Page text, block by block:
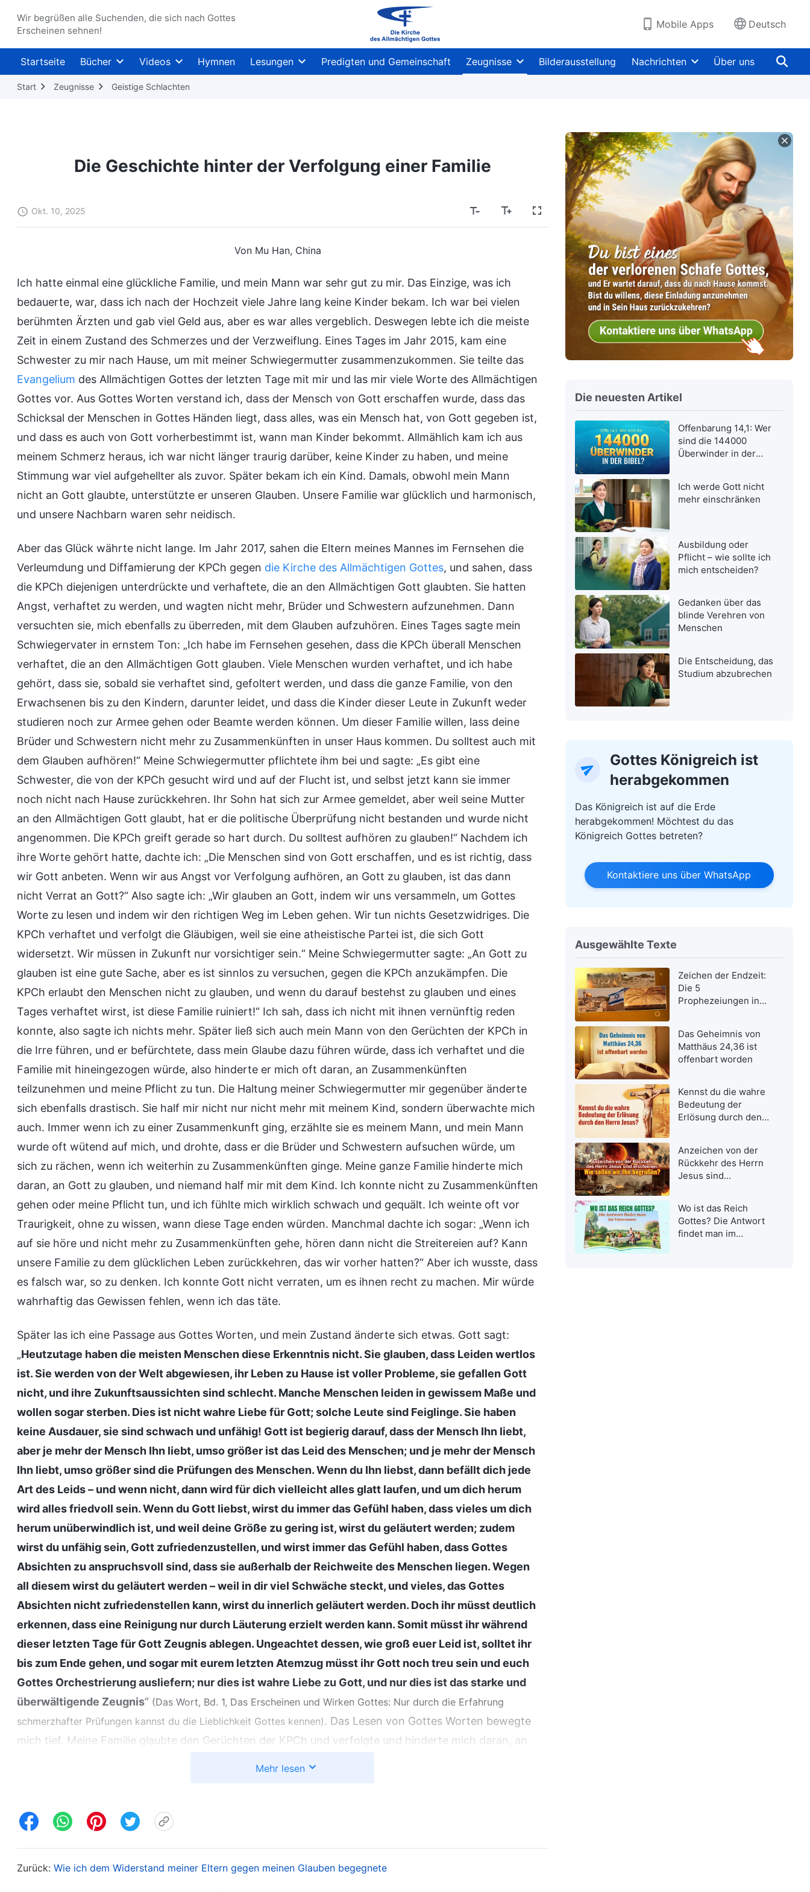
Wir begrüßen alle Suchenden, die sich nach Gottes
Erscheinen sehnen!
Mobile Apps Deutsch
Startseite Bücher Videos Hymnen Lesungen Predigten und Gemeinschaft Zeugnisse Bilderausstellung Nachrichten Über uns
Start Zeugnisse Geistige Schlachten
Die Geschichte hinter der Verfolgung einer Familie
Okt. 10, 2025
Von Mu Han, China
Ich hatte einmal eine glückliche Familie, und mein Mann war sehr gut zu mir. Das Einzige, was ich
bedauerte, war, dass ich nach der Hochzeit viele Jahre lang keine Kinder bekam. Ich war bei vielen
berühmten Ärzten und gab viel Geld aus, aber es war alles vergeblich. Deswegen lebte ich die meiste
Zeit in einem Zustand des Schmerzes und der Verzweiflung. Eines Tages im Jahr 2015, kam eine
Schwester zu mir nach Hause, um mit meiner Schwiegermutter zusammenzukommen. Sie teilte das
Evangelium des Allmächtigen Gottes der letzten Tage mit mir und las mir viele Worte des Allmächtigen
Gottes vor. Aus Gottes Worten verstand ich, dass der Mensch von Gott erschaffen wurde, dass das
Schicksal der Menschen in Gottes Händen liegt, dass alles, was ein Mensch hat, von Gott gegeben ist,
und dass es auch von Gott vorherbestimmt ist, wann man Kinder bekommt. Allmählich kam ich aus
meinem Schmerz heraus, ich war nicht länger traurig darüber, keine Kinder zu haben, und meine
Stimmung war viel aufgehellter als zuvor. Später bekam ich ein Kind. Damals, obwohl mein Mann
nicht an Gott glaubte, unterstützte er unseren Glauben. Unsere Familie war glücklich und harmonisch,
und unsere Nachbarn waren sehr neidisch.
Aber das Glück währte nicht lange. Im Jahr 2017, sahen die Eltern meines Mannes im Fernsehen die
Verleumdung und Diffamierung der KPCh gegen die Kirche des Allmächtigen Gottes, und sahen, dass
die KPCh diejenigen unterdrückte und verhaftete, die an den Allmächtigen Gott glaubten. Sie hatten
Angst, verhaftet zu werden, und wagten nicht mehr, Brüder und Schwestern aufzunehmen. Dann
versuchten sie, mich ebenfalls zu überreden, mit dem Glauben aufzuhören. Eines Tages sagte mein
Schwiegervater in ernstem Ton: „Ich habe im Fernsehen gesehen, dass die KPCh überall Menschen
verhaftet, die an den Allmächtigen Gott glauben. Viele Menschen wurden verhaftet, und ich habe
gehört, dass sie, sobald sie verhaftet sind, gefoltert werden, und dass die ganze Familie, von den
Erwachsenen bis zu den Kindern, darunter leidet, und dass die Kinder dieser Leute in Zukunft weder
studieren noch zur Armee gehen oder Beamte werden können. Um dieser Familie willen, lass deine
Brüder und Schwestern nicht mehr zu Zusammenkünften in unser Haus kommen. Du solltest auch mit
dem Glauben aufhören!“ Meine Schwiegermutter pflichtete ihm bei und sagte: „Es gibt eine
Schwester, die von der KPCh gesucht wird und auf der Flucht ist, und selbst jetzt kann sie immer
noch nicht nach Hause zurückkehren. Ihr Sohn hat sich zur Armee gemeldet, aber weil seine Mutter
an den Allmächtigen Gott glaubt, hat er die politische Überprüfung nicht bestanden und wurde nicht
angenommen. Die KPCh greift gerade so hart durch. Du solltest aufhören zu glauben!“ Nachdem ich
ihre Worte gehört hatte, dachte ich: „Die Menschen sind von Gott erschaffen, und es ist richtig, dass
wir Gott anbeten. Wenn wir aus Angst vor Verfolgung aufhören, an Gott zu glauben, ist das dann
nicht Verrat an Gott?“ Also sagte ich: „Wir glauben an Gott, indem wir uns versammeln, um Gottes
Worte zu lesen und indem wir den richtigen Weg im Leben gehen. Wir tun nichts Gesetzwidriges. Die
KPCh verhaftet und verfolgt die Gläubigen, weil sie eine atheistische Partei ist, die sich Gott
widersetzt. Wir müssen in Zukunft nur vorsichtiger sein.“ Meine Schwiegermutter sagte: „An Gott zu
glauben ist eine gute Sache, aber es ist sinnlos zu versuchen, gegen die KPCh anzukämpfen. Die
KPCh erlaubt den Menschen nicht zu glauben, und wenn du darauf bestehst zu glauben und eines
Tages verhaftet wirst, ist diese Familie ruiniert!“ Ich sah, dass ich nicht mit ihnen vernünftig reden
konnte, also sagte ich nichts mehr. Später ließ sich auch mein Mann von den Gerüchten der KPCh in
die Irre führen, und er befürchtete, dass mein Glaube dazu führen würde, dass ich verhaftet und die
Familie mit hineingezogen würde, also hinderte er mich oft daran, an Zusammenkünften
teilzunehmen und meine Pflicht zu tun. Die Haltung meiner Schwiegermutter mir gegenüber änderte
sich ebenfalls drastisch. Sie half mir nicht nur nicht mehr mit meinem Kind, sondern überwachte mich
auch. Immer wenn ich zu einer Zusammenkunft ging, erzählte sie es meinem Mann, und mein Mann
wurde oft wütend auf mich, und drohte, dass er die Brüder und Schwestern aufsuchen würde, um
sich zu rächen, wenn ich weiterhin zu Zusammenkünften ginge. Meine ganze Familie hinderte mich
daran, an Gott zu glauben, und niemand half mir mit dem Kind. Ich konnte nicht zu Zusammenkünften
gehen oder meine Pflicht tun, und ich fühlte mich wirklich schwach und gequält. Ich weinte oft vor
Traurigkeit, ohne zu wissen, wann diese Tage enden würden. Manchmal dachte ich sogar: „Wenn ich
auf sie höre und nicht mehr zu Zusammenkünften gehe, hören dann nicht die Streitereien auf? Kann
unsere Familie zu dem glücklichen Leben zurückkehren, das wir vorher hatten?“ Aber ich wusste, dass
es falsch war, so zu denken. Ich konnte Gott nicht verraten, um es ihnen recht zu machen. Mir würde
wahrhaftig das Gewissen fehlen, wenn ich das täte.
Später las ich eine Passage aus Gottes Worten, und mein Zustand änderte sich etwas. Gott sagt:
„Heutzutage haben die meisten Menschen diese Erkenntnis nicht. Sie glauben, dass Leiden wertlos
ist. Sie werden von der Welt abgewiesen, ihr Leben zu Hause ist voller Probleme, sie gefallen Gott
nicht, und ihre Zukunftsaussichten sind schlecht. Manche Menschen leiden in gewissem Maße und
wollen sogar sterben. Dies ist nicht wahre Liebe für Gott; solche Leute sind Feiglinge. Sie haben
keine Ausdauer, sie sind schwach und unfähig! Gott ist begierig darauf, dass der Mensch Ihn liebt,
aber je mehr der Mensch Ihn liebt, umso größer ist das Leid des Menschen; und je mehr der Mensch
Ihn liebt, umso größer sind die Prüfungen des Menschen. Wenn du Ihn liebst, dann befällt dich jede
Art des Leids – und wenn nicht, dann wird für dich vielleicht alles glatt laufen, und um dich herum
wird alles friedvoll sein. Wenn du Gott liebst, wirst du immer das Gefühl haben, dass vieles um dich
herum unüberwindlich ist, und weil deine Größe zu gering ist, wirst du geläutert werden; zudem
wirst du unfähig sein, Gott zufriedenzustellen, und wirst immer das Gefühl haben, dass Gottes
Absichten zu anspruchsvoll sind, dass sie außerhalb der Reichweite des Menschen liegen. Wegen
all diesem wirst du geläutert werden – weil in dir viel Schwäche steckt, und vieles, das Gottes
Absichten nicht zufriedenstellen kann, wirst du innerlich geläutert werden. Doch ihr müsst deutlich
erkennen, dass eine Reinigung nur durch Läuterung erzielt werden kann. Somit müsst ihr während
dieser letzten Tage für Gott Zeugnis ablegen. Ungeachtet dessen, wie groß euer Leid ist, solltet ihr
bis zum Ende gehen, und sogar mit eurem letzten Atemzug müsst ihr Gott noch treu sein und euch
Gottes Orchestrierung ausliefern; nur dies ist wahre Liebe zu Gott, und nur dies ist das starke und
überwältigende Zeugnis“ (Das Wort, Bd. 1, Das Erscheinen und Wirken Gottes: Nur durch die Erfahrung
schmerzhafter Prüfungen kannst du die Lieblichkeit Gottes kennen). Das Lesen von Gottes Worten bewegte
mich tief. Meine Familie glaubte den Gerüchten der KPCh und verfolgte und hinderte mich daran, an
Hindernisse. Die Verfolgung durch meine Familie war auch eine Prüfung für mich, um zu sehen, ob ich
würde, und egal, wie sehr ich litt, ich würde Gott bis zum Ende folgen. Später zog ich mit meinem
Mehr lesen
Zurück: Wie ich dem Widerstand meiner Eltern gegen meinen Glauben begegnete
Die neuesten Artikel
Offenbarung 14,1: Wer
sind die 144000
Überwinder in der
Ich werde Gott nicht
mehr einschränken
Ausbildung oder
Pflicht – wie sollte ich
mich entscheiden?
Gedanken über das
blinde Verehren von
Menschen
Die Entscheidung, das
Studium abzubrechen
Gottes Königreich ist
herabgekommen
Das Königreich ist auf die Erde
herabgekommen! Möchtest du das
Königreich Gottes betreten?
Kontaktiere uns über WhatsApp
Ausgewählte Texte
Zeichen der Endzeit:
Die 5
Prophezeiungen in
Herrn Jesus wurden
erfüllt
Das Geheimnis von
Matthäus 24,36 ist
offenbart worden
Kennst du die wahre
Bedeutung der
Erlösung durch den
Anzeichen von der
Rückkehr des Herrn
Jesus sind
begrüßen?
Wo ist das Reich
Gottes? Die Antwort
findet man im